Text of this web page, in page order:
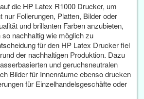
die HP Latex R1000 Drucker, um
nur Folierungen, Platten, Bilder oder
und brillanten Farben anzubieten,
nachhaltig wie möglich zu
für den HP Latex Drucker fiel
der nachhaltigen Produktion. Dazu
und geruchsneutralen
Bilder für Innenräume ebenso drucken
für Einzelhandelsgeschäfte oder